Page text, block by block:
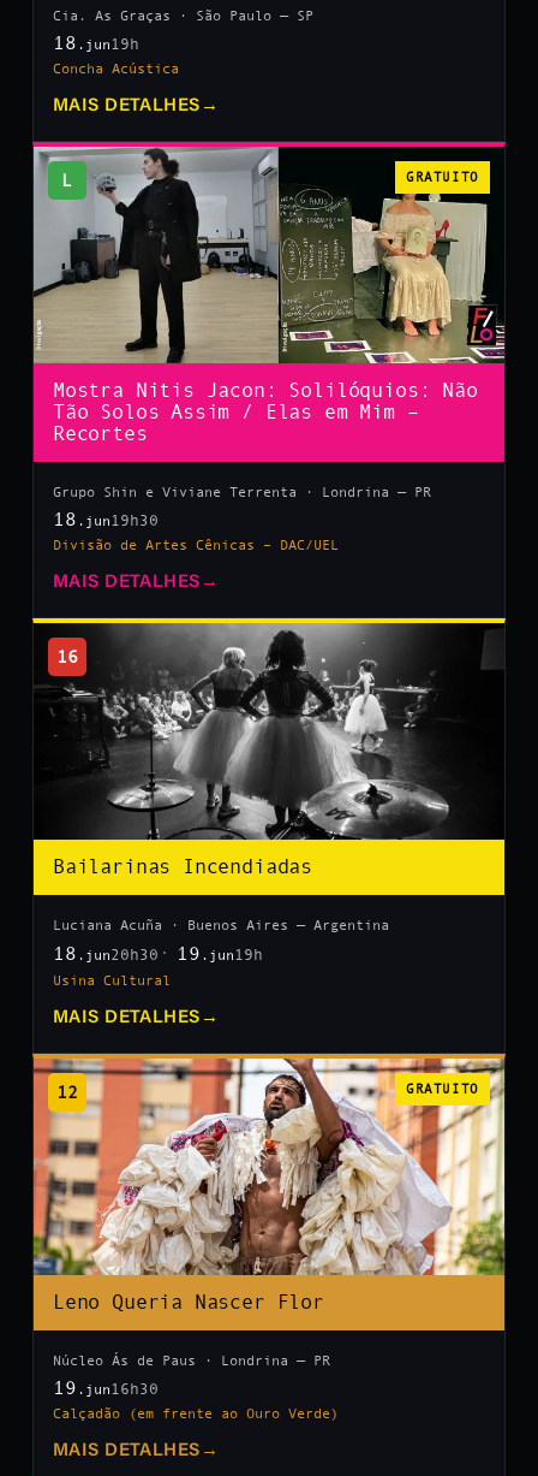
Cia. As Graças · São Paulo — SP
18 .jun 19h
Concha Acústica
MAIS DETALHES →
L GRATUITO
Mostra Nitis Jacon: Solilóquios: Não
Tão Solos Assim / Elas em Mim –
Recortes
Grupo Shin e Viviane Terrenta · Londrina — PR
18 .jun 19h30
Divisão de Artes Cênicas – DAC/UEL
MAIS DETALHES →
16
Bailarinas Incendiadas
Luciana Acuña · Buenos Aires — Argentina
18 .jun20h30 19 .jun 19h
Usina Cultural
MAIS DETALHES →
12 GRATUITO
Leno Queria Nascer Flor
Núcleo Ás de Paus · Londrina — PR
19 .jun 16h30
Calçadão (em frente ao Ouro Verde)
MAIS DETALHES →